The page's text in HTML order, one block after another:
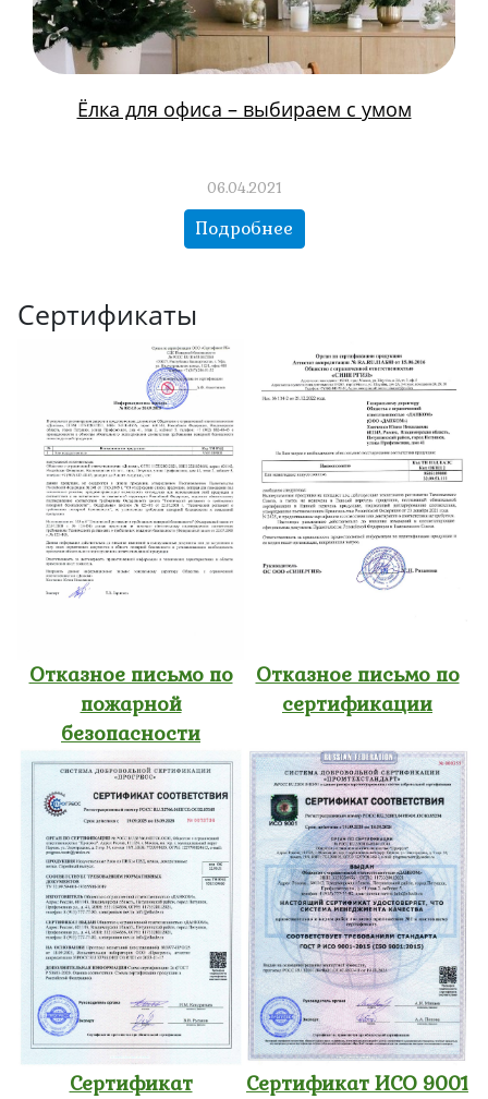
Ёлка для офиса – выбираем с умом
06.04.2021
Подробнее
Сертификаты
Отказное письмо по
пожарной
безопасности
Отказное письмо по
сертификации
Сертификат
Сертификат ИСО 9001